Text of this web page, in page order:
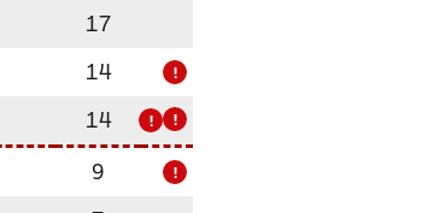
17
14 !
14 ! !
9 !